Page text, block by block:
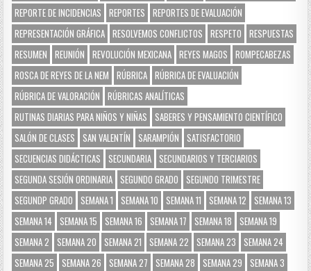
REPORTE DE INCIDENCIAS
REPORTES
REPORTES DE EVALUACIÓN
REPRESENTACIÓN GRÁFICA RESOLVEMOS CONFLICTOS RESPETO
RESPUESTAS
RESUMEN
REUNIÓN REVOLUCIÓN MEXICANA REYES MAGOS
ROMPECABEZAS
ROSCA DE REYES DE LA NEM
RÚBRICA RÚBRICA DE EVALUACIÓN
RÚBRICA DE VALORACIÓN
RÚBRICAS ANALÍTICAS
RUTINAS DIARIAS PARA NIÑOS Y NIÑAS
SABERES Y PENSAMIENTO CIENTÍFICO
SALÓN DE CLASES
SAN VALENTÍN SARAMPIÓN
SATISFACTORIO
SECUENCIAS DIDÁCTICAS
SECUNDARIA SECUNDARIOS Y TERCIARIOS
SEGUNDA SESIÓN ORDINARIA SEGUNDO GRADO
SEGUNDO TRIMESTRE
SEGUNDP GRADO
SEMANA 1 SEMANA 10 SEMANA 11 SEMANA 12
SEMANA 13
SEMANA 14
SEMANA 15 SEMANA 16 SEMANA 17 SEMANA 18
SEMANA 19
SEMANA 2
SEMANA 20 SEMANA 21 SEMANA 22 SEMANA 23
SEMANA 24
SEMANA 25
SEMANA 26 SEMANA 27 SEMANA 28 SEMANA 29
SEMANA 3